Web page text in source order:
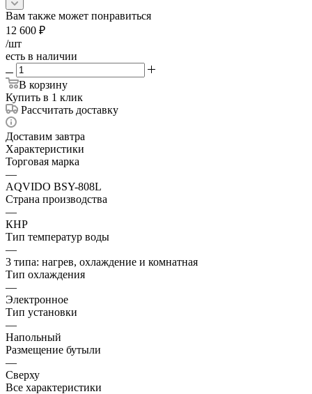
Вам также может понравиться
12 600 ₽
/шт
есть в наличии
В корзину
Купить в 1 клик
Рассчитать доставку
Доставим завтра
Характеристики
Торговая марка
—
AQVIDO BSY-808L
Страна производства
—
КНР
Тип температур воды
—
3 типа: нагрев, охлаждение и комнатная
Тип охлаждения
—
Электронное
Тип установки
—
Напольный
Размещение бутыли
—
Сверху
Все характеристики